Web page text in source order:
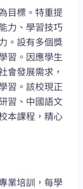
目標。特重提
力、學習技巧
。設有多個獎
習。因應學生
會發展需求，
習。該校現正
習、中國語文
本課程，精心
業培訓，每學